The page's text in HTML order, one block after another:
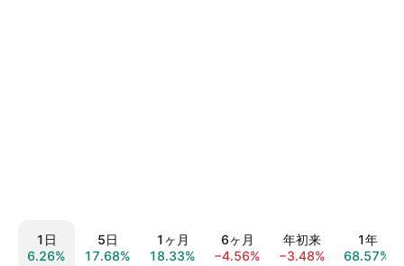
1日
6.26%
5日
17.68%
1ヶ月
18.33%
6ヶ月
−4.56%
年初来
−3.48%
1年
68.57%